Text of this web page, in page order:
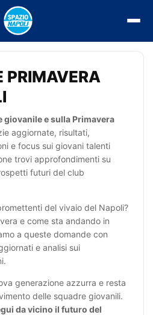
PRIMAVERA
giovanile e sulla Primavera
aggiornate, risultati,
e focus sui giovani talenti
trovi approfondimenti su
futuri del club
del vivaio del Napoli?
e come sta andando in
a queste domande con
e analisi sui
generazione azzurra e resta
delle squadre giovanili.
da vicino il futuro del